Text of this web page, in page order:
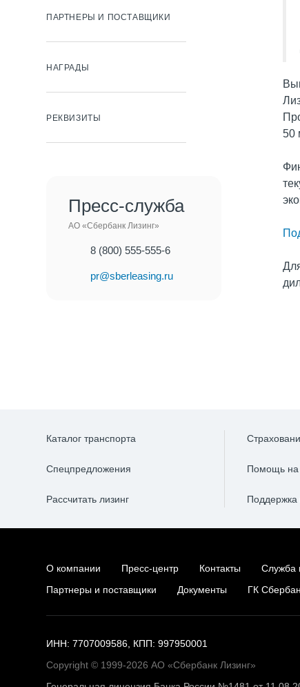
ПАРТНЕРЫ И ПОСТАВЩИКИ
НАГРАДЫ
РЕКВИЗИТЫ
Пресс-служба
АО «Сбербанк Лизинг»
8 (800) 555-555-6
pr@sberleasing.ru
50
Каталог транспорта
Спецпредложения
Рассчитать лизинг
Помощь на
Поддержка
О компании Пресс-центр Контакты Служба
Партнеры и поставщики
Документы ГК
ИНН: 7707009586, КПП: 997950001
Copyright © 1999-2026 АО «Сбербанк Лизинг»